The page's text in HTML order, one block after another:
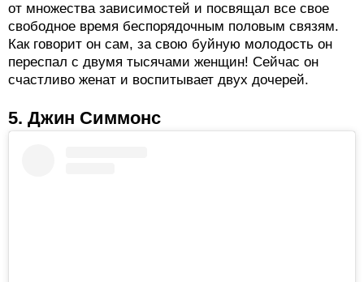
от множества зависимостей и посвящал все свое
свободное время беспорядочным половым связям.
Как говорит он сам, за свою буйную молодость он
переспал с двумя тысячами женщин! Сейчас он
счастливо женат и воспитывает двух дочерей.
5. Джин Симмонс